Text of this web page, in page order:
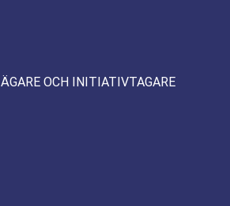
ÄGARE OCH INITIATIVTAGARE